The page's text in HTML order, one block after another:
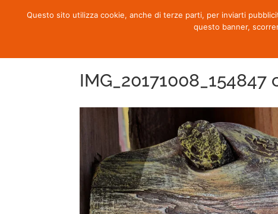
Questo sito utilizza cookie, anche di terze parti, per inviarti
questo banner,